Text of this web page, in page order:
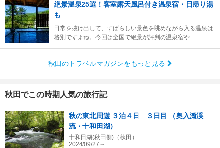
絶景温泉25選！客室露天風呂付き温泉宿・日帰り湯
も
日常を抜け出して、すばらしい景色を眺めながら入る温泉は
格別ですよね。今回は全国で絶景が評判の温泉宿や...
秋田のトラベルマガジンをもっと見る
秋田でこの時期人気の旅行記
秋の東北周遊 ３泊４日 ３日目 （奥入瀬渓
流・十和田湖）
十和田湖(秋田側)（秋田）
2024/09/27～